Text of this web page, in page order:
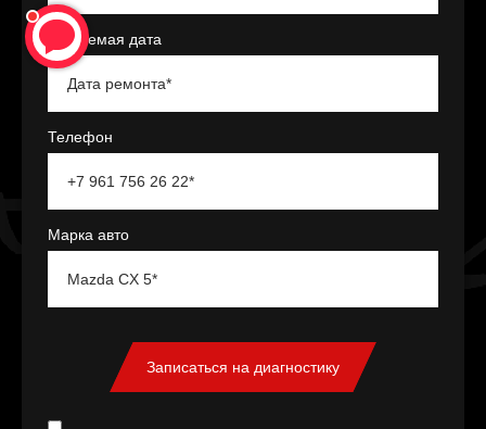
Желаемая дата
Телефон
Марка авто
Записаться на диагностику